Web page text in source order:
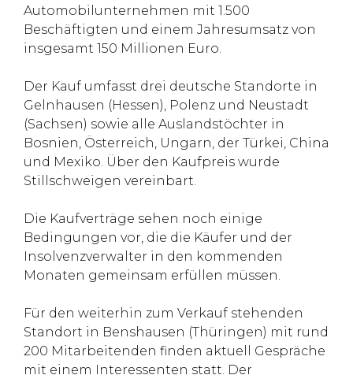
Automobilunternehmen mit 1.500
Beschäftigten und einem Jahresumsatz von
insgesamt 150 Millionen Euro.
Der Kauf umfasst drei deutsche Standorte in
Gelnhausen (Hessen), Polenz und Neustadt
(Sachsen) sowie alle Auslandstöchter in
Bosnien, Österreich, Ungarn, der Türkei, China
und Mexiko. Über den Kaufpreis wurde
Stillschweigen vereinbart.
Die Kaufverträge sehen noch einige
Bedingungen vor, die die Käufer und der
Insolvenzverwalter in den kommenden
Monaten gemeinsam erfüllen müssen.
Für den weiterhin zum Verkauf stehenden
Standort in Benshausen (Thüringen) mit rund
200 Mitarbeitenden finden aktuell Gespräche
mit einem Interessenten statt. Der